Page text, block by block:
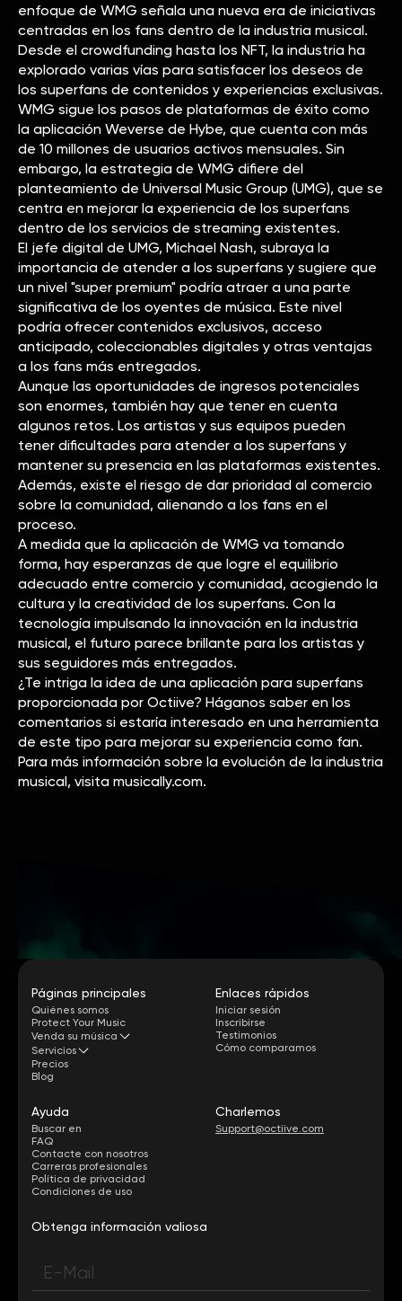
enfoque de WMG señala una nueva era de iniciativas
centradas en los fans dentro de la industria musical.
Desde el crowdfunding hasta los NFT, la industria ha
explorado varias vías para satisfacer los deseos de
los superfans de contenidos y experiencias exclusivas.
WMG sigue los pasos de plataformas de éxito como
la aplicación Weverse de Hybe, que cuenta con más
de 10 millones de usuarios activos mensuales. Sin
embargo, la estrategia de WMG difiere del
planteamiento de Universal Music Group (UMG), que se
centra en mejorar la experiencia de los superfans
dentro de los servicios de streaming existentes.
El jefe digital de UMG, Michael Nash, subraya la
importancia de atender a los superfans y sugiere que
un nivel "super premium" podría atraer a una parte
significativa de los oyentes de música. Este nivel
podría ofrecer contenidos exclusivos, acceso
anticipado, coleccionables digitales y otras ventajas
a los fans más entregados.
Aunque las oportunidades de ingresos potenciales
son enormes, también hay que tener en cuenta
algunos retos. Los artistas y sus equipos pueden
tener dificultades para atender a los superfans y
mantener su presencia en las plataformas existentes.
Además, existe el riesgo de dar prioridad al comercio
sobre la comunidad, alienando a los fans en el
proceso.
A medida que la aplicación de WMG va tomando
forma, hay esperanzas de que logre el equilibrio
adecuado entre comercio y comunidad, acogiendo la
cultura y la creatividad de los superfans. Con la
tecnología impulsando la innovación en la industria
musical, el futuro parece brillante para los artistas y
sus seguidores más entregados.
¿Te intriga la idea de una aplicación para superfans
proporcionada por Octiive? Háganos saber en los
comentarios si estaría interesado en una herramienta
de este tipo para mejorar su experiencia como fan.
Para más información sobre la evolución de la industria
musical, visita musically.com.
Páginas principales
Quiénes somos
Protect Your Music
Venda su música
Servicios
Precios
Blog
Enlaces rápidos
Iniciar sesión
Inscribirse
Testimonios
Cómo comparamos
Ayuda
Buscar en
FAQ
Contacte con nosotros
Carreras profesionales
Política de privacidad
Condiciones de uso
Charlemos
Support@octiive.com
Obtenga información valiosa